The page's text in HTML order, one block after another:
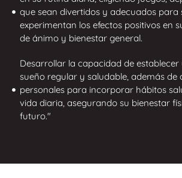
que sean divertidos y adecuados para
experimentan los efectos positivos en
de ánimo y bienestar general.
Desarrollar la capacidad de
sueño regular y saludable, además de
personales para incorporar hábitos
vida diaria, asegurando su bienestar
futuro."